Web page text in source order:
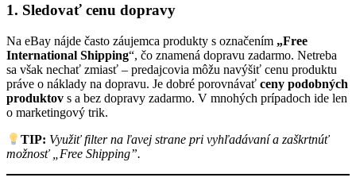
1. Sledovať cenu dopravy
Na eBay nájde často záujemca produkty s označením „Free
International Shipping“, čo znamená dopravu zadarmo. Netreba
sa však nechať zmiasť – predajcovia môžu navýšiť cenu produktu
práve o náklady na dopravu. Je dobré porovnávať ceny podobných
produktov s a bez dopravy zadarmo. V mnohých prípadoch ide len
o marketingový trik.
TIP: Využiť filter na ľavej strane pri vyhľadávaní a zaškrtnúť
možnosť „Free Shipping”.